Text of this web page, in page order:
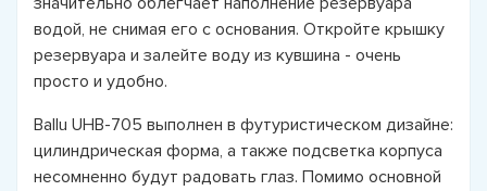
водой, не снимая его с основания. Откройте крышку
резервуара и залейте воду из кувшина - очень
просто и удобно.
Ballu UHB-705 выполнен в футуристическом дизайне:
цилиндрическая форма, а также подсветка корпуса
несомненно будут радовать глаз. Помимо основной